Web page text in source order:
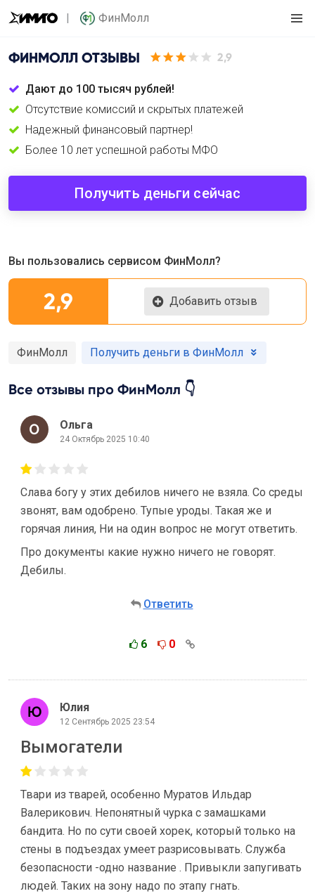
ФинМолл
ФИНМОЛЛ ОТЗЫВЫ 2,9
Дают до 100 тысяч рублей!
Отсутствие комиссий и скрытых платежей
Надежный финансовый партнер!
Более 10 лет успешной работы МФО
Получить деньги сейчас
Вы пользовались сервисом ФинМолл?
2,9 Добавить отзыв
ФинМолл Получить деньги в ФинМолл
Все отзывы про ФинМолл 👇
Ольга
24 Октябрь 2025 10:40
Слава богу у этих дебилов ничего не взяла. Со среды
звонят, вам одобрено. Тупые уроды. Такая же и
горячая линия, Ни на один вопрос не могут ответить.
Про документы какие нужно ничего не говорят.
Дебилы.
Ответить
6 0
Юлия
12 Сентябрь 2025 23:54
Вымогатели
Твари из тварей, особенно Муратов Ильдар
Валерикович. Непонятный чурка с замашками
бандита. Но по сути своей хорек, который только на
стены в подъездах умеет разрисовывать. Служба
безопасности -одно название . Привыкли запугивать
людей. Таких на зону надо по этапу гнать.